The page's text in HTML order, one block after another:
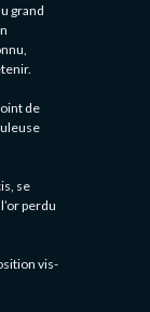
grand
de
se
perdu
vis-